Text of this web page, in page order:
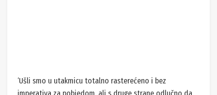
‘Ušli smo u utakmicu totalno rasterećeno i bez